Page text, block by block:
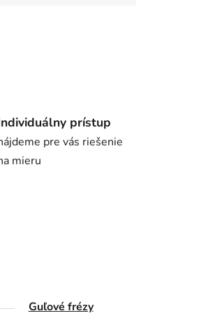
prístup
pre vás riešenie
mieru
Guľové frézy